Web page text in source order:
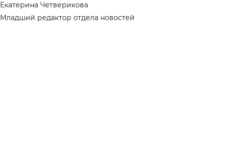
Екатерина Четверикова
Младший редактор отдела новостей